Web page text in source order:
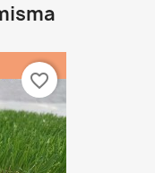
favorite_border